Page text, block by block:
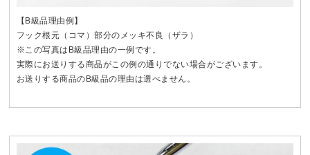
【B級品理由例】
フック根元（コマ）部分のメッキ不良（ザラ）
※この写真はB級品理由の一例です。
実際にお送りする商品がこの例の通りでない場合がございます。
お送りする商品のB級品の理由は選べません。